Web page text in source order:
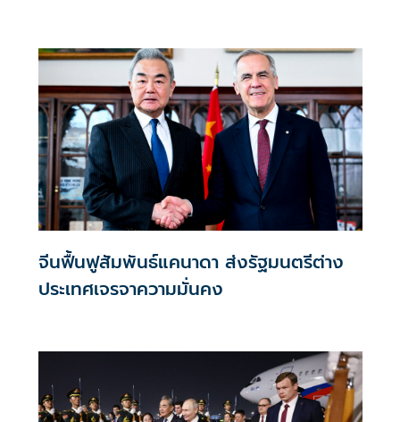
จีนฟื้นฟูสัมพันธ์แคนาดา ส่งรัฐมนตรีต่าง
ประเทศเจรจาความมั่นคง